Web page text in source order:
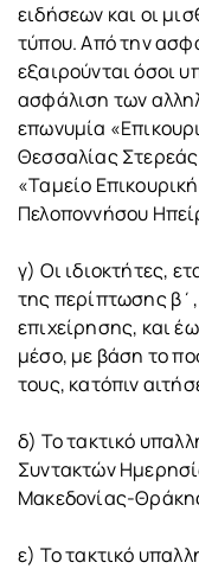
ειδήσεων και οι
τύπου. Από την
εξαιρούνται όσοι
ασφάλιση των
επωνυμία
Θεσσαλίας
«Ταμείο
Πελοποννήσου
γ) Οι ιδιοκτήτες,
της περίπτωσης
επιχείρησης, και
μέσο, με βάση το
τους, κατόπιν
δ) Το τακτικό
Συντακτών
Μακεδονίας-
ε) Το τακτικό